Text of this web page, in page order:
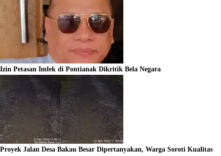
Izin Petasan Imlek di Pontianak Dikritik Bela Negara
Proyek Jalan Desa Bakau Besar Dipertanyakan, Warga Soroti Kualitas